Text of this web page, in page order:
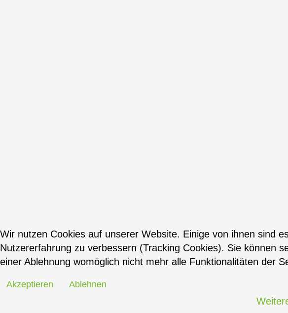
Wir nutzen Cookies auf unserer Website. Einige von ihnen sind
Nutzererfahrung zu verbessern (Tracking Cookies). Sie können
einer Ablehnung womöglich nicht mehr alle Funktionalitäten der
Akzeptieren Ablehnen